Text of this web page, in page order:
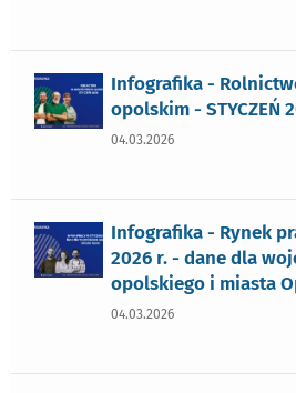
Infografika -
opolskim - STYCZEŃ
04.03.2026
Infografika - Rynek
2026 r. - dane dla
opolskiego i miasta
04.03.2026